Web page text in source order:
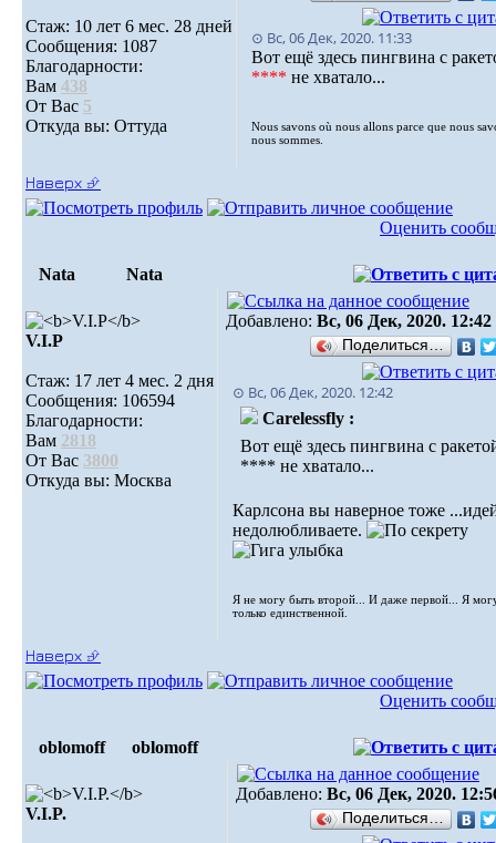
Стаж: 10 лет 6 мес. 28 дней
Сообщения: 1087
Благодарности:
Вам 438
От Вас 5
Откуда вы: Оттуда
⊙ Вс, 06 Дек, 2020. 11:33
Вот ещё здесь пингвина с
**** не хватало...
Nous savons où nous allons parce que nous
nous sommes.
Наверх ⮵
Оценить
Nata Nata
V.I.Р
Стаж: 17 лет 4 мес. 2 дня
Сообщения: 106594
Благодарности:
Вам 2818
От Вас 3800
Откуда вы: Москва
Добавлено: Вс, 06 Дек, 2020. 12:42
Поделиться…
⊙ Вс, 06 Дек, 2020. 12:42
Carelessfly :
Вот ещё здесь пингвина с
**** не хватало...
Карлсона вы наверное тоже
недолюбливаете.
Я не могу быть второй... И даже первой... Я
только единственной.
Наверх ⮵
Оценить
oblomoff oblomoff
V.I.P.
Добавлено: Вс, 06 Дек, 2020.
Поделиться…